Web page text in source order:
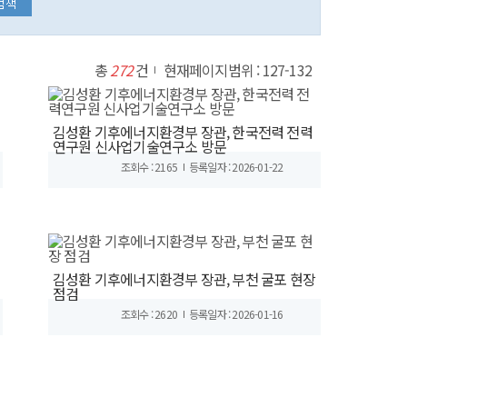
총272건 현재페이지범위 : 127-132
김성환 기후에너지환경부 장관, 한국전력 전력
연구원 신사업기술연구소 방문
조회수 : 2165 등록일자 : 2026-01-22
김성환 기후에너지환경부 장관, 부천 굴포 현장
점검
조회수 : 2620 등록일자 : 2026-01-16